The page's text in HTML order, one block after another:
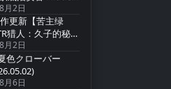
【官中
月2日
更新【苦主绿
猎人：久子的秘密
ター：久子の秘
Hunter v1.4【官中
月2日
色クローバー
月6日